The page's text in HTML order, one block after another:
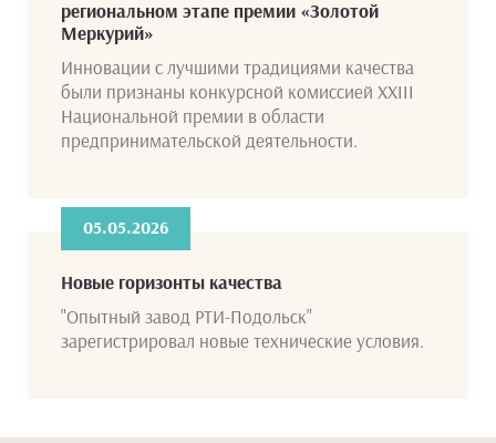
региональном этапе премии «Золотой
Меркурий»
Инновации с лучшими традициями качества
были признаны конкурсной комиссией XXIII
Национальной премии в области
предпринимательской деятельности.
05.05.2026
Новые горизонты качества
"Опытный завод РТИ-Подольск"
зарегистрировал новые технические условия.